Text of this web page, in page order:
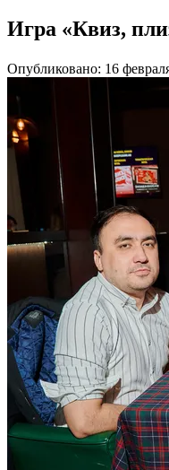
Игра «Квиз,
Опубликовано: 16